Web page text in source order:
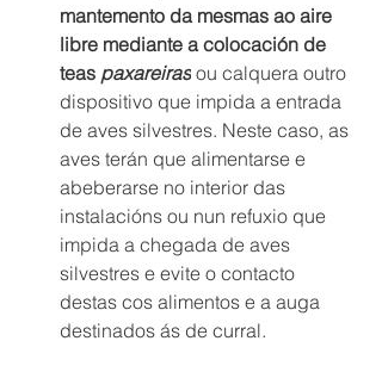
mantemento da mesmas ao aire
libre mediante a colocación de
teas paxareiras ou calquera outro
dispositivo que impida a entrada
de aves silvestres. Neste caso, as
aves terán que alimentarse e
abeberarse no interior das
instalacións ou nun refuxio que
impida a chegada de aves
silvestres e evite o contacto
destas cos alimentos e a auga
destinados ás de curral.